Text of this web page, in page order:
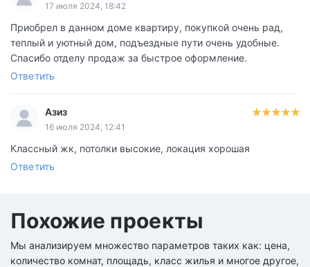
17 июля 2024, 18:42
Приобрел в данном доме квартиру, покупкой очень рад,
теплый и уютный дом, подъездные пути очень удобные.
Спасибо отделу продаж за быстрое оформление.
Ответить
Азиз
16 июля 2024, 12:41
Классный жк, потолки высокие, локация хорошая
Ответить
Похожие проекты
Мы анализируем множество параметров таких как: цена,
количество комнат, площадь, класс жилья и многое другое,